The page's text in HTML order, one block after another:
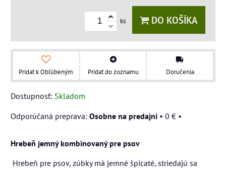
ks DO KOŠÍKA
Pridať k Obľúbeným Pridať do zoznamu Doručenia
Dostupnosť: Skladom
Osobne na predajni • 0 € •
Hrebeň jemný kombinovaný pre psov
Hrebeň pre psov, zúbky má jemné špicaté, striedajú sa